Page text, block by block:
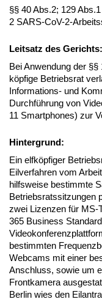
§§ 40 Abs.2; 129
2 SARS-CoV-2-
Leitsatz des Gerichts:
Bei Anwendung der
köpfige Betriebsrat
Informations- und
Durchführung von
11 Smartphones) zur
Hintergrund:
Ein elfköpfiger
Eilverfahren vom
hilfsweise bestimmte
Betriebsratssitzungen
zwei Lizenzen für MS-
365 Business
bestimmten
Webcams mit einer
Anschluss, sowie um
Frontkamera
Berlin wies den